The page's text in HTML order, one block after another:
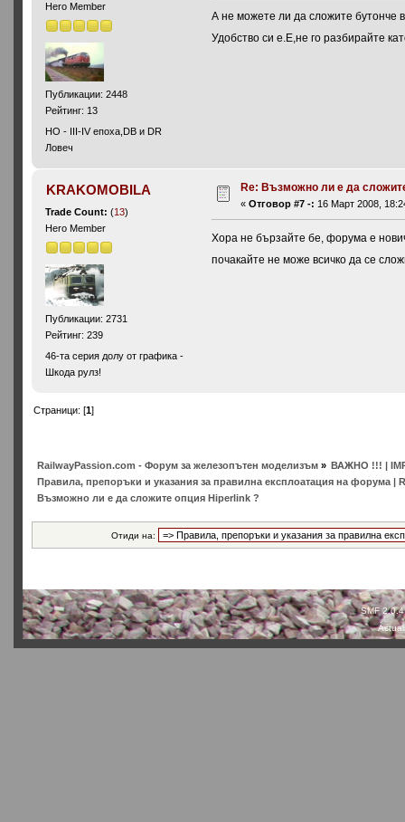
Hero Member
Публикации: 2448
Рейтинг: 13
НО - III-IV епоха,DB и DR
Ловеч
А не можете ли да сложите бутонче
Удобство си е.Е,не го разбирайте
KRAKOMOBILA
Trade Count:(13)
Hero Member
Публикации: 2731
Рейтинг: 239
46-та серия долу от графика -
Шкода рулз!
Re: Възможно ли е да
«Отговор #7 -: 16 Март 2008,
Хора не бързайте бе, форума е
почакайте не може всичко да се
Страници: [1]
RailwayPassion.com - Форум за железопътен моделизъм» ВАЖНО !!! |
Правила, препоръки и указания за правилна експлоатация на форума
Възможно ли е да сложите опция Hiperlink ?
Отиди на:
SMF 2.0.4